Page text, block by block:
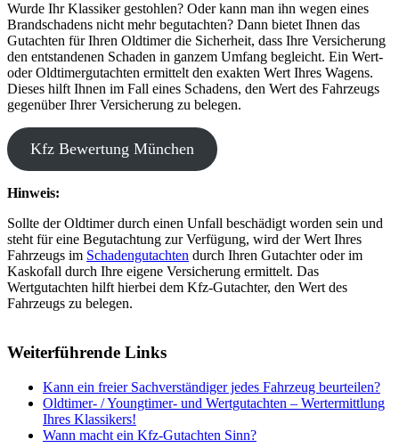
Wurde Ihr Klassiker gestohlen? Oder kann man ihn wegen eines
Brandschadens nicht mehr begutachten? Dann bietet Ihnen das
Gutachten für Ihren Oldtimer die Sicherheit, dass Ihre Versicherung
den entstandenen Schaden in ganzem Umfang begleicht. Ein Wert-
oder Oldtimergutachten ermittelt den exakten Wert Ihres Wagens.
Dieses hilft Ihnen im Fall eines Schadens, den Wert des Fahrzeugs
gegenüber Ihrer Versicherung zu belegen.
Kfz Bewertung München
Hinweis:
Sollte der Oldtimer durch einen Unfall beschädigt worden sein und
steht für eine Begutachtung zur Verfügung, wird der Wert Ihres
Fahrzeugs im Schadengutachten durch Ihren Gutachter oder im
Kaskofall durch Ihre eigene Versicherung ermittelt. Das
Wertgutachten hilft hierbei dem Kfz-Gutachter, den Wert des
Fahrzeugs zu belegen.
Weiterführende Links
Kann ein freier Sachverständiger jedes Fahrzeug beurteilen?
Oldtimer- / Youngtimer- und Wertgutachten – Wertermittlung
Ihres Klassikers!
Wann macht ein Kfz-Gutachten Sinn?